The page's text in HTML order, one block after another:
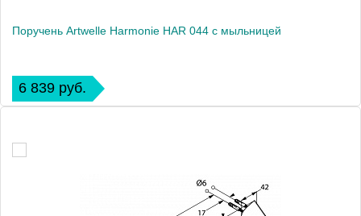
Поручень Artwelle Harmonie HAR 044 с мыльницей
6 839 руб.